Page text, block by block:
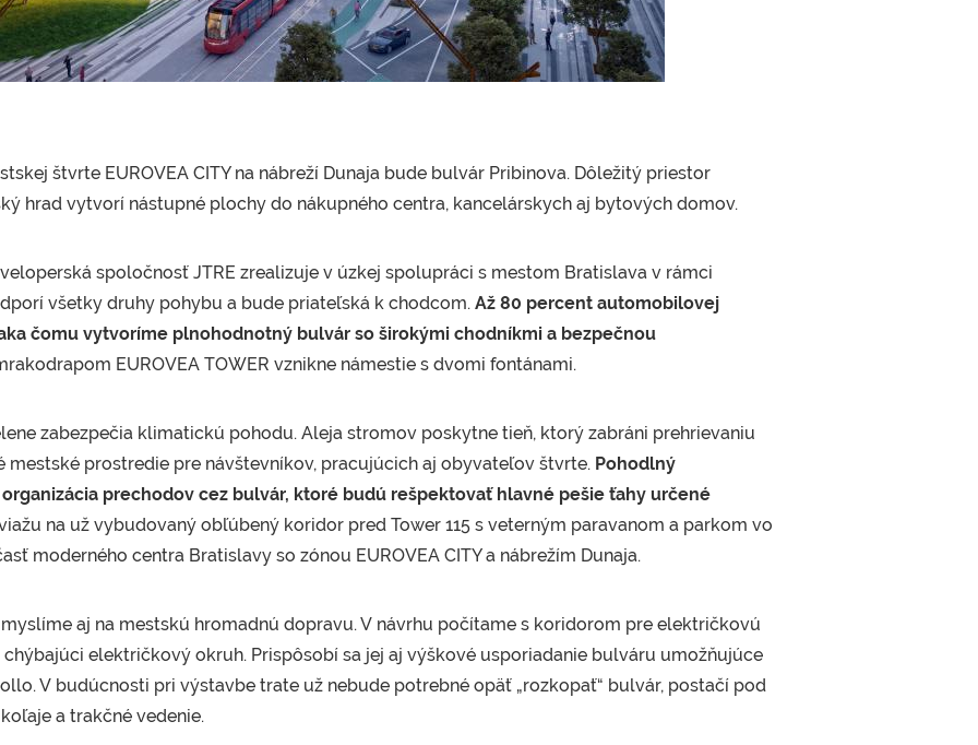
štvrte EUROVEA CITY na nábreží Dunaja bude bulvár Pribinova. Dôležitý priestor
hrad vytvorí nástupné plochy do nákupného centra, kancelárskych aj bytových domov.
spoločnosť JTRE zrealizuje v úzkej spolupráci s mestom Bratislava v rámci
všetky druhy pohybu a bude priateľská k chodcom. Až 80 percent automobilovej
čomu vytvoríme plnohodnotný bulvár so širokými chodníkmi a bezpečnou
EUROVEA TOWER vznikne námestie s dvomi fontánami.
zabezpečia klimatickú pohodu. Aleja stromov poskytne tieň, ktorý zabráni prehrievaniu
prostredie pre návštevníkov, pracujúcich aj obyvateľov štvrte. Pohodlný
prechodov cez bulvár, ktoré budú rešpektovať hlavné pešie ťahy určené
na už vybudovaný obľúbený koridor pred Tower 115 s veterným paravanom a parkom vo
moderného centra Bratislavy so zónou EUROVEA CITY a nábrežím Dunaja.
aj na mestskú hromadnú dopravu. V návrhu počítame s koridorom pre električkovú
električkový okruh. Prispôsobí sa jej aj výškové usporiadanie bulváru umožňujúce
V budúcnosti pri výstavbe trate už nebude potrebné opäť „rozkopať“ bulvár, postačí pod
a trakčné vedenie.